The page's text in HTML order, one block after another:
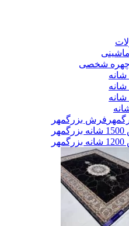
چهره شخصی
فرش بزرگمهر